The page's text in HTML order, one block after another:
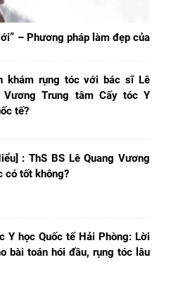
– Phương pháp làm đẹp của
khám rụng tóc với bác sĩ Lê
Vương Trung tâm Cấy tóc Y
tế?
: ThS BS Lê Quang Vương
có tốt không?
Y học Quốc tế Hải Phòng: Lời
bài toán hói đầu, rụng tóc lâu